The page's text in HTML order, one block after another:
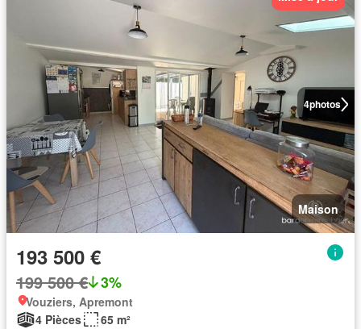
4photos
Maison
193 500 €
199 500 € 3%
Vouziers, Apremont
4 Pièces
65 m²